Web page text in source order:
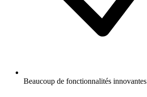
Beaucoup de fonctionnalités innovantes